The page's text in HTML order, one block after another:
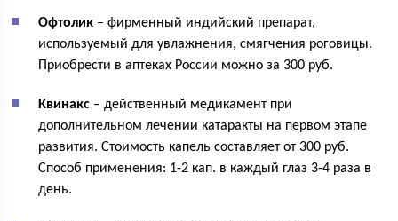
Офтолик – фирменный индийский препарат,
используемый для увлажнения, смягчения роговицы.
Приобрести в аптеках России можно за 300 руб.
Квинакс – действенный медикамент при
дополнительном лечении катаракты на первом этапе
развития. Стоимость капель составляет от 300 руб.
Способ применения: 1-2 кап. в каждый глаз 3-4 раза в
день.